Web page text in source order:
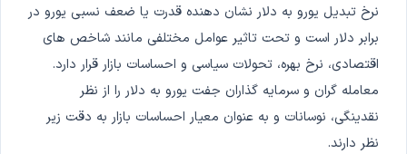
نرخ تبدیل یورو به دلار نشان دهنده قدرت یا ضعف نسبی یورو در
برابر دلار است و تحت تاثیر عوامل مختلفی مانند شاخص های
اقتصادی، نرخ بهره، تحولات سیاسی و احساسات بازار قرار دارد.
معامله گران و سرمایه گذاران جفت یورو به دلار را از نظر
نقدینگی، نوسانات و به عنوان معیار احساسات بازار به دقت زیر
نظر دارند.